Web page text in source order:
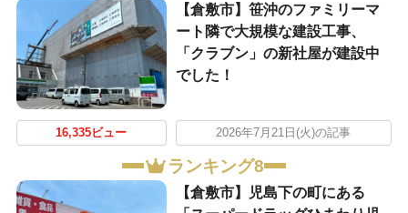
【倉敷市】笹沖のファミリーマ
ート隣で大規模な建設工事、
「クラブン」の新社屋が建設中
でした！
16,335ビュー 2026年7月21日(火)の記事
ランキング8
【倉敷市】児島下の町にある